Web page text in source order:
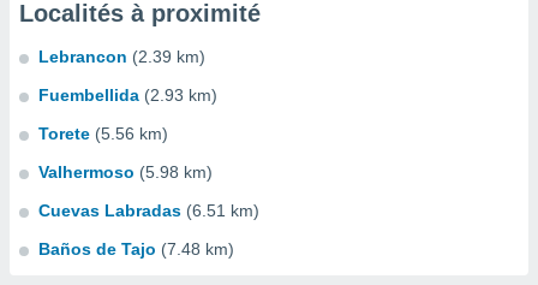
Localités à proximité
Lebrancon (2.39 km)
Fuembellida (2.93 km)
Torete (5.56 km)
Valhermoso (5.98 km)
Cuevas Labradas (6.51 km)
Baños de Tajo (7.48 km)